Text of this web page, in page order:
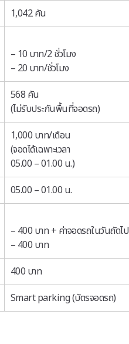
1,042 คัน
– 10 บาท/2 ชั่วโมง
– 20 บาท/ชั่วโมง
568 คัน
(ไม่รับประกันพื้นที่จอดรถ)
1,000 บาท/เดือน
(จอดได้เฉพาะเวลา
05.00 – 01.00 น.)
05.00 – 01.00 น.
– 400 บาท + ค่าจอดรถในวันถัดไป
– 400 บาท
400 บาท
Smart parking (บัตรจอดรถ)